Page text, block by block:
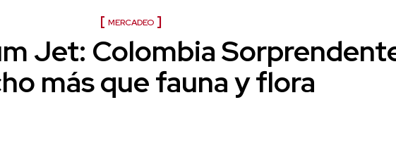
MERCADEO
Jet: Colombia
más que fauna y flora